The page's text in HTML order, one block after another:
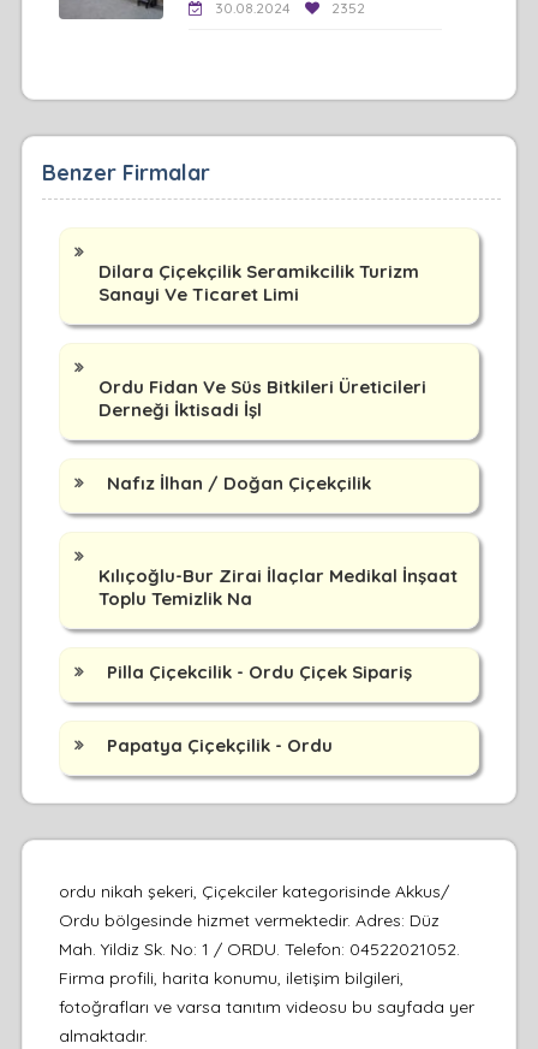
30.08.2024 2352
Benzer Firmalar
Dilara Çiçekçilik Seramikcilik Turizm
Sanayi Ve Ticaret Limi
Ordu Fidan Ve Süs Bitkileri Üreticileri
Derneği İktisadi İşl
Nafız İlhan / Doğan Çiçekçilik
Kılıçoğlu-Bur Zirai İlaçlar Medikal İnşaat
Toplu Temizlik Na
Pilla Çiçekcilik - Ordu Çiçek Sipariş
Papatya Çiçekçilik - Ordu
ordu nikah şekeri, Çiçekciler kategorisinde Akkus/
Ordu bölgesinde hizmet vermektedir. Adres: Düz
Mah. Yildiz Sk. No: 1 / ORDU. Telefon: 04522021052.
Firma profili, harita konumu, iletişim bilgileri,
fotoğrafları ve varsa tanıtım videosu bu sayfada yer
almaktadır.